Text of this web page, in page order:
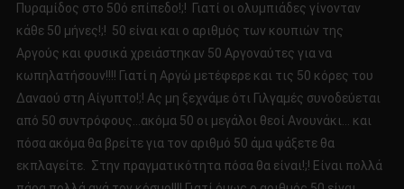
Πυραμίδος στο 50ό επίπεδο!;! Γιατί οι ολυμπιάδες γίνονταν
κάθε 50 μήνες!;! 50 είναι και ο αριθμός των κουπιών της
Αργούς και φυσικά χρειάστηκαν 50 Αργοναύτες για να
κωπηλατήσουν!!!! Γιατί η Αργώ μετέφερε και τις 50 κόρες του
Δαναού στη Αίγυπτο!;! Ας μη ξεχνάμε ότι Γιλγαμές συνοδεύεται
από 50 συντρόφους…ακόμα 50 οι μεγάλοι θεοί Ανουνάκι… και
πόσα ακόμα θα βρείτε για τον αριθμό 50 άμα ψάξετε θα
εκπλαγείτε. Στην πραγματικότητα πόσα θα είναι!;! Είναι πολλά